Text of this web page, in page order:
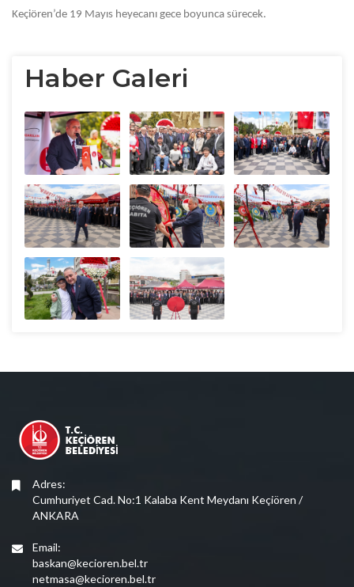
Keçiören’de 19 Mayıs heyecanı gece boyunca sürecek.
Haber Galeri
Adres:
Cumhuriyet Cad. No:1 Kalaba Kent Meydanı Keçiören /
ANKARA
Email:
baskan@kecioren.bel.tr
netmasa@kecioren.bel.tr